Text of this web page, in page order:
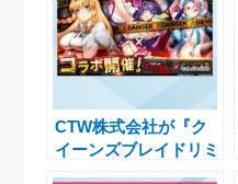
CTW株式会社が『ク
イーンズブレイドリミ